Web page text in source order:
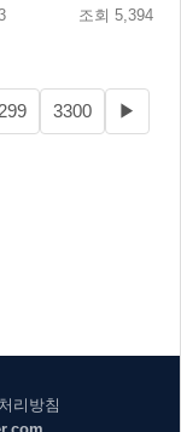
조회 5,394
3300 ▶
리방침